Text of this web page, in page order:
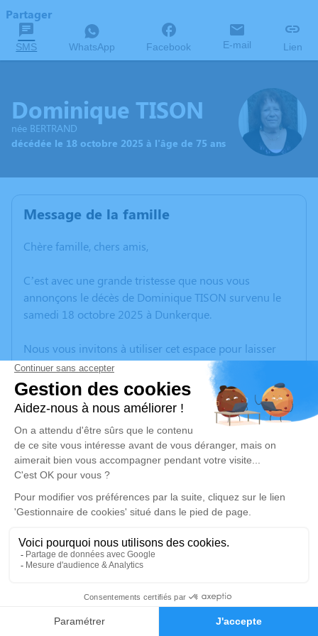
Faire-part Hommages
Partager
SMS WhatsApp Facebook E-mail Lien
Dominique TISON
née BERTRAND
décédée le 18 octobre 2025 à l'âge de 75 ans
Message de la famille
Chère famille, chers amis,
C’est avec une grande tristesse que nous vous
annonçons le décès de Dominique TISON survenu le
samedi 18 octobre 2025 à Dunkerque.
Nous vous invitons à utiliser cet espace pour laisser
vos condoléances, partager des photos souvenirs, une
anecdote ou exprimer vos pensées à travers des
poèmes ou des textes. Cet endroit est un lieu
d'expression dédié à honorer la mémoire de
Dominique TISON.
Un service de plantation d’arbre hommage est
disponible ici.
Je rends hommage
Cérémonie civile
Crématorium de Wattrelos
316, Rue de Leers - Parc d’Activités de l’Avelin